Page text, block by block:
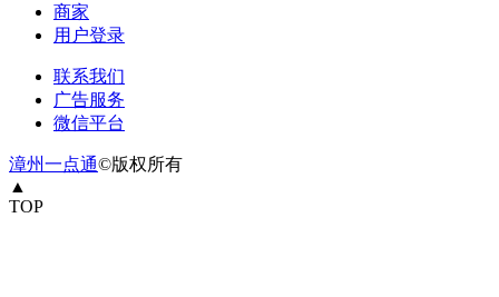
商家
用户登录
联系我们
广告服务
微信平台
漳州一点通©版权所有
▲
TOP